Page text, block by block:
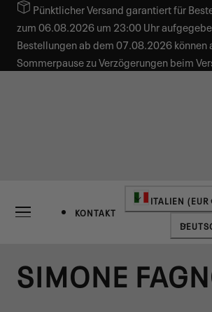
SPRINGEN
Pünktlicher Versand garantiert für
zum 06.08.2026 um 23:00 Uhr
Bestellungen ab dem 07.08.2026 können
Sommerpause zu Verzögerungen beim
KONTAKT
Land/Region
ITALIEN (EUR
Sprache
SIMONE